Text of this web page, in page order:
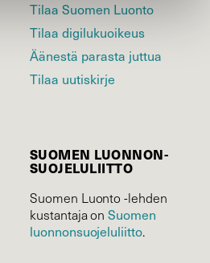
Tilaa Suomen Luonto
Tilaa digilukuoikeus
Äänestä parasta juttua
Tilaa uutiskirje
SUOMEN LUONNON­
SUOJELU­LIITTO
Suomen Luonto -lehden
kustantaja onSuomen
luonnonsuojelu­liitto.